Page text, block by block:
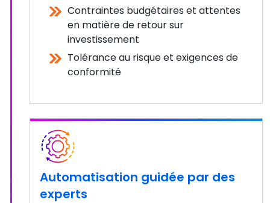
Contraintes budgétaires et attentes
en matière de retour sur
investissement
Tolérance au risque et exigences de
conformité
Automatisation guidée par des
experts